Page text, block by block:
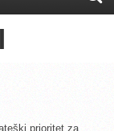
prioritet za